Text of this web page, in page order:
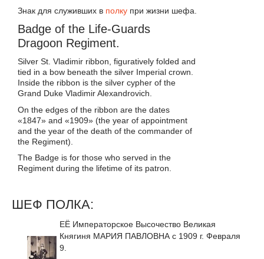
Знак для служивших в полку при жизни шефа.
Badge of the Life-Guards
Dragoon Regiment.
Silver St. Vladimir ribbon, figuratively folded and
tied in a bow beneath the silver Imperial crown.
Inside the ribbon is the silver cypher of the
Grand Duke Vladimir Alexandrovich.
On the edges of the ribbon are the dates
«1847» and «1909» (the year of appointment
and the year of the death of the commander of
the Regiment).
The Badge is for those who served in the
Regiment during the lifetime of its patron.
ШЕФ ПОЛКА:
ЕЁ Императорское Высочество Великая
Княгиня МАРИЯ ПАВЛОВНА с 1909 г. Февраля
9.